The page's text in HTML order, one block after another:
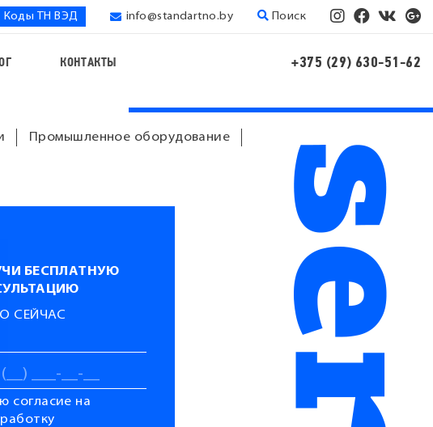
Коды ТН ВЭД info@standartno.by Поиск
КОНТАКТЫ +375 (29) 630-51-62
Промышленное оборудование
БЕСПЛАТНУЮ
СЕЙЧАС
согласие на